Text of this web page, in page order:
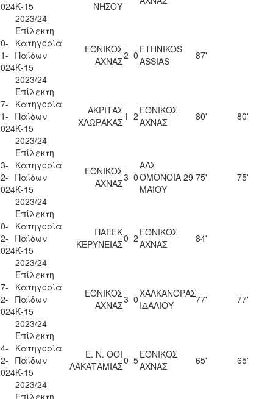
Κ-15
2023/24
ΝΗΣΟΥ
Επίλεκτη
Κατηγορία
Παίδων
Κ-15
2023/24
ΕΘΝΙΚΟΣ
ΑΧΝΑΣ2 0 ETHNIKOS
ASSIAS
87'
Επίλεκτη
Κατηγορία
Παίδων
Κ-15
2023/24
ΑΚΡΙΤΑΣ
ΧΛΩΡΑΚΑΣ1 2 ΕΘΝΙΚΟΣ
ΑΧΝΑΣ
80' 80'
Επίλεκτη
Κατηγορία
Παίδων
Κ-15
2023/24
ΕΘΝΙΚΟΣ
ΑΧΝΑΣ3 0
ΑΛΣ
ΟΜΟΝΟΙΑ 29
ΜΑΪΟΥ
75' 75'
Επίλεκτη
Κατηγορία
Παίδων
Κ-15
2023/24
ΠΑΕΕΚ
ΚΕΡΥΝΕΙΑΣ0 2 ΕΘΝΙΚΟΣ
ΑΧΝΑΣ
84'
Επίλεκτη
Κατηγορία
Παίδων
Κ-15
2023/24
ΕΘΝΙΚΟΣ
ΑΧΝΑΣ3 0ΧΑΛΚΑΝΟΡΑΣ
ΙΔΑΛΙΟΥ
77' 77'
Επίλεκτη
Κατηγορία
Παίδων
Κ-15
2023/24
Ε. Ν. ΘΟΙ
ΛΑΚΑΤΑΜΙΑΣ0 5ΕΘΝΙΚΟΣ
ΑΧΝΑΣ
65' 65'